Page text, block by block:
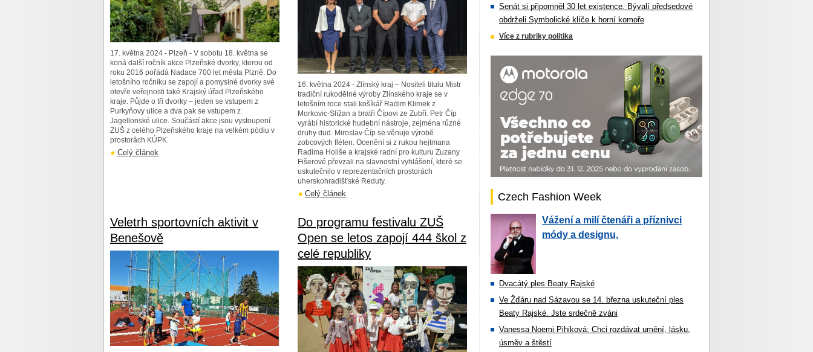
17. května 2024 - Plzeň - V sobotu 18. května se
koná další ročník akce Plzeňské dvorky, kterou od
roku 2016 pořádá Nadace 700 let města Plzně. Do
letošního ročníku se zapojí a pomyslné dvorky své
otevře veřejnosti také Krajský úřad Plzeňského
kraje. Půjde o tři dvorky – jeden se vstupem z
Purkyňovy ulice a dva pak se vstupem z
Jagellonské ulice. Součástí akce jsou vystoupení
ZUŠ z celého Plzeňského kraje na velkém pódiu v
prostorách KÚPK.
Celý článek
16. května 2024 - Zlínský kraj – Nositeli titulu Mistr
tradiční rukodělné výroby Zlínského kraje se v
letošním roce stali košíkář Radim Klimek z
Morkovic-Slížan a bratři Čípovi ze Zubří. Petr Číp
vyrábí historické hudební nástroje, zejména různé
druhy dud. Miroslav Číp se věnuje výrobě
zobcových fléten. Ocenění si z rukou hejtmana
Radima Holiše a krajské radní pro kulturu Zuzany
Fišerové převzali na slavnostní vyhlášení, které se
uskutečnilo v reprezentačních prostorách
uherskohradišťské Reduty.
Celý článek
Veletrh sportovních aktivit v
Benešově
Do programu festivalu ZUŠ
Open se letos zapojí 444 škol z
celé republiky
Senát si připomněl 30 let existence. Bývalí předsedové
obdrželi Symbolické klíče k horní komoře
Více z rubriky politika
Czech Fashion Week
Vážení a milí čtenáři a příznivci
módy a designu,
Dvacátý ples Beaty Rajské
Ve Žďáru nad Sázavou se 14. března uskuteční ples
Beaty Rajské. Jste srdečně zváni
Vanessa Noemi Pihiková: Chci rozdávat umění, lásku,
úsměv a štěstí